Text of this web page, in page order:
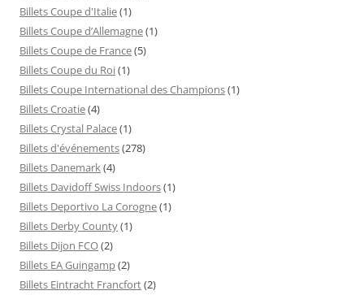
Billets Coupe d'Italie(1)
Billets Coupe d’Allemagne(1)
Billets Coupe de France(5)
Billets Coupe du Roi(1)
Billets Coupe International des Champions(1)
Billets Croatie(4)
Billets Crystal Palace(1)
Billets d'événements(278)
Billets Danemark(4)
Billets Davidoff Swiss Indoors(1)
Billets Deportivo La Corogne(1)
Billets Derby County(1)
Billets Dijon FCO(2)
Billets EA Guingamp(2)
Billets Eintracht Francfort(2)